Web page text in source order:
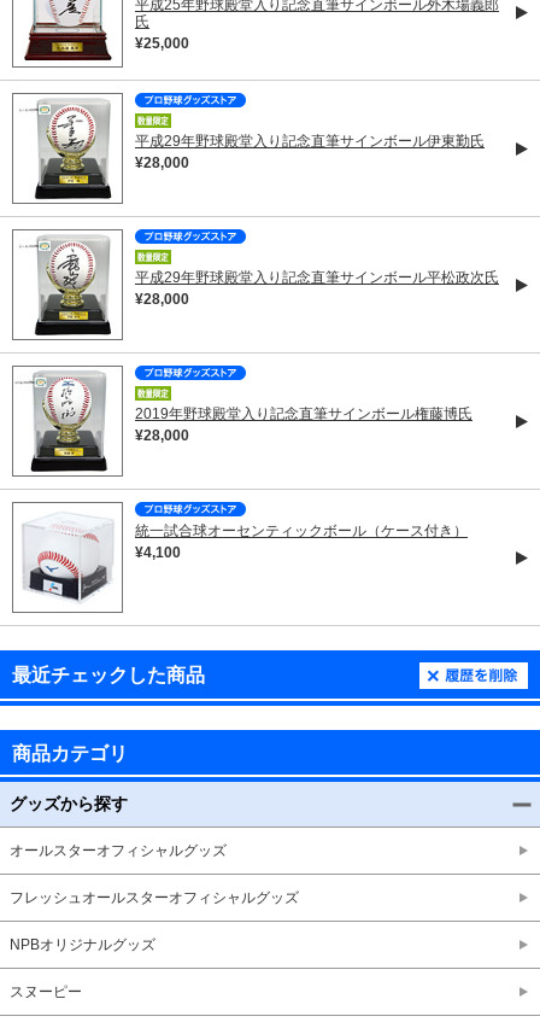
平成25年野球殿堂入り記念直筆サインボール外木場義郎
氏
¥25,000
平成29年野球殿堂入り記念直筆サインボール伊東勤氏
¥28,000
平成29年野球殿堂入り記念直筆サインボール平松政次氏
¥28,000
2019年野球殿堂入り記念直筆サインボール権藤博氏
¥28,000
統一試合球オーセンティックボール（ケース付き）
¥4,100
最近チェックした商品
商品カテゴリ
グッズから探す
オールスターオフィシャルグッズ
フレッシュオールスターオフィシャルグッズ
NPBオリジナルグッズ
スヌーピー